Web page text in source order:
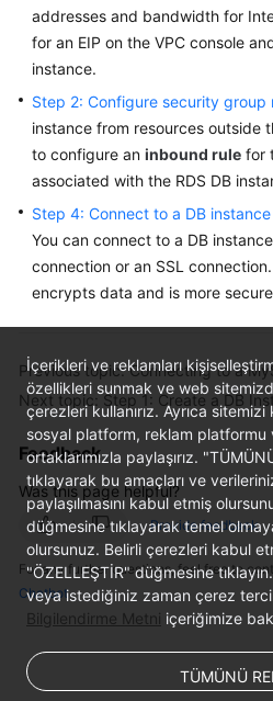
General
Reference
Glossary
Responsibilities
Service
Level
Agreement
Endpoints
Permissions
addresses and bandwidth for
for an EIP on the VPC console
instance.
Step 2: Configure security group
instance from resources outside
to configure an inbound rule for
associated with the RDS DB
Step 4: Connect to a DB
You can connect to a DB
connection or an SSL
encrypts data and is more
Next topic: Step 1: Create a DB
Feedback
Was this page helpful?
Provide feedback
For any further questions, feel free to
Chatbot
İçerikleri ve reklamları
özellikleri sunmak ve web
çerezleri kullanırız. Ayrıca sitemizi
sosyal platform, reklam platformu
ortaklarımızla paylaşırız.
tıklayarak bu amaçları ve
paylaşılmasını kabul etmiş
düğmesine tıklayarak temel
olursunuz. Belirli çerezleri kabul
"ÖZELLEŞTİR" düğmesine
veya istediğiniz zaman çerez
Bilgilendirme Metni içeriğimize
TÜMÜNÜ